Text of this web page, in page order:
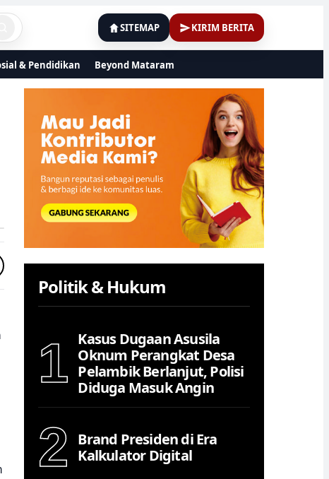
SITEMAP KIRIM BERITA
& Pendidikan Beyond Mataram
Politik & Hukum
1
Kasus Dugaan Asusila
Oknum Perangkat Desa
Pelambik Berlanjut, Polisi
Diduga Masuk Angin
2
Brand Presiden di Era
Kalkulator Digital